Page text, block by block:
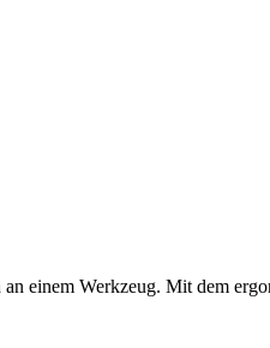
einem Werkzeug. Mit dem